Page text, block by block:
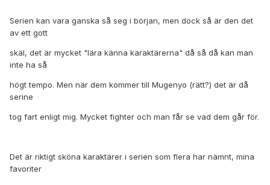
Serien kan vara ganska så seg i början, men dock så är den det
av ett gott
skäl, det är mycket "lära känna karaktärerna" då så då kan man
inte ha så
högt tempo. Men när dem kommer till Mugenyo (rätt?) det är då
serine
tog fart enligt mig. Mycket fighter och man får se vad dem går för.
Det är riktigt sköna karaktärer i serien som flera har nämnt, mina
favoriter